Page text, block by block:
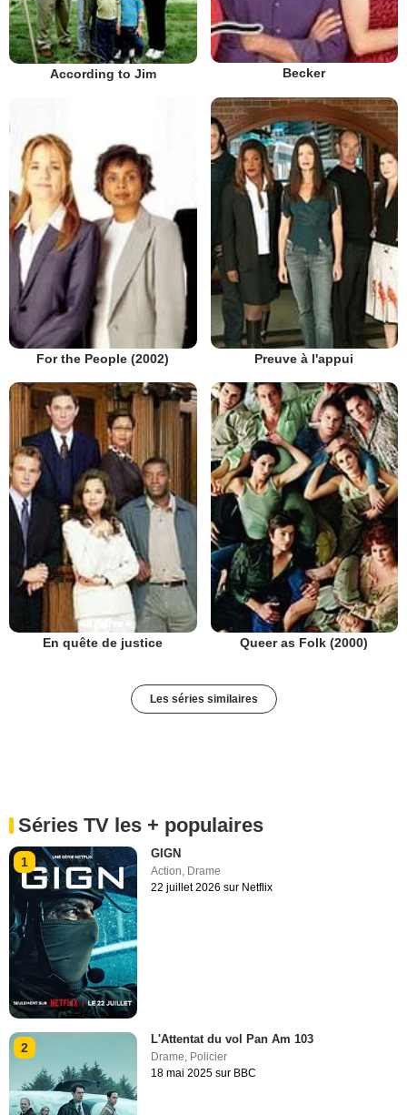
According to Jim Becker
For the People (2002) Preuve à l'appui
En quête de justice Queer as Folk (2000)
Les séries similaires
Séries TV les + populaires
1
GIGN
Action, Drame
22 juillet 2026 sur Netflix
2
L'Attentat du vol Pan Am 103
Drame Policier
18 mai 2025 sur BBC